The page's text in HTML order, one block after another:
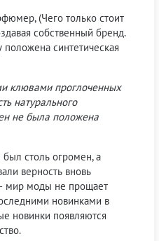
(Чего только стоит
собственный бренд.
синтетическая
клювами проглоченных
натурального
не была положена
столь огромен, а
верность вновь
– мир моды не прощает
новинками в
новинки появляются